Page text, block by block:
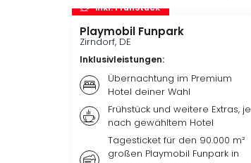
inkl. Frühstück
Playmobil Funpark
Zirndorf, DE
Inklusivleistungen:
Übernachtung im Premium
Hotel deiner Wahl
Frühstück und weitere Extras, je
nach gewähltem Hotel
Tagesticket für den 90.000 m²
großen Playmobil Funpark in